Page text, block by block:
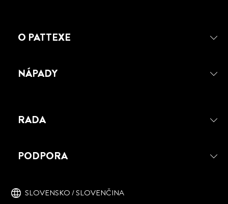
O PATTEXE
NÁPADY
RADA
PODPORA
SLOVENSKO / SLOVENČINA